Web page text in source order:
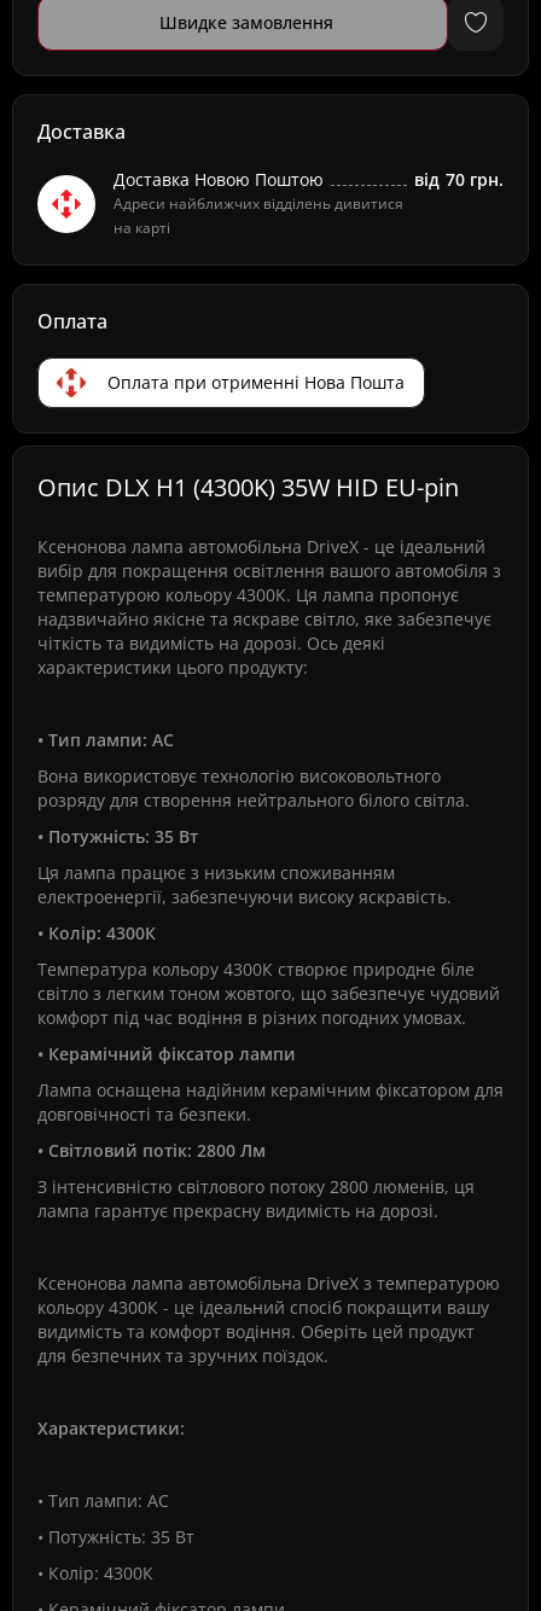
Швидке замовлення
Доставка
Доставка Новою Поштою
Адреси найближчих відділень дивитися
на карті
від 70 грн.
Оплата
Оплата при отрименні Нова Пошта
Опис DLX H1 (4300K) 35W HID EU-pin
Ксенонова лампа автомобільна DriveX - це ідеальний
вибір для покращення освітлення вашого автомобіля з
температурою кольору 4300К. Ця лампа пропонує
надзвичайно якісне та яскраве світло, яке забезпечує
чіткість та видимість на дорозі. Ось деякі
характеристики цього продукту:
• Тип лампи: АС
Вона використовує технологію високовольтного
розряду для створення нейтрального білого світла.
• Потужність: 35 Вт
Ця лампа працює з низьким споживанням
електроенергії, забезпечуючи високу яскравість.
• Колір: 4300К
Температура кольору 4300К створює природне біле
світло з легким тоном жовтого, що забезпечує чудовий
комфорт під час водіння в різних погодних умовах.
• Керамічний фіксатор лампи
Лампа оснащена надійним керамічним фіксатором для
довговічності та безпеки.
• Світловий потік: 2800 Лм
З інтенсивністю світлового потоку 2800 люменів, ця
лампа гарантує прекрасну видимість на дорозі.
Ксенонова лампа автомобільна DriveX з температурою
кольору 4300К - це ідеальний спосіб покращити вашу
видимість та комфорт водіння. Оберіть цей продукт
для безпечних та зручних поїздок.
Характеристики:
• Тип лампи: АС
• Потужність: 35 Вт
• Колір: 4300К